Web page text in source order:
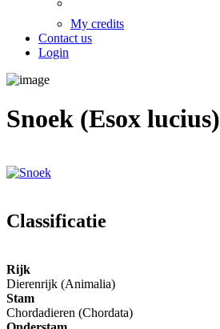
My credits
Contact us
Login
Snoek (Esox lucius)
Classificatie
Rijk
Dierenrijk (Animalia)
Stam
Chordadieren (Chordata)